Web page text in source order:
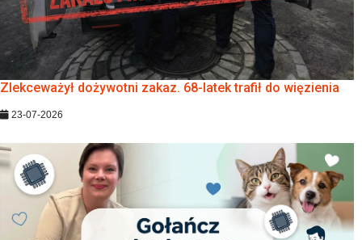
Zlekceważył dożywotni zakaz. 68-latek trafił do więzienia
23-07-2026